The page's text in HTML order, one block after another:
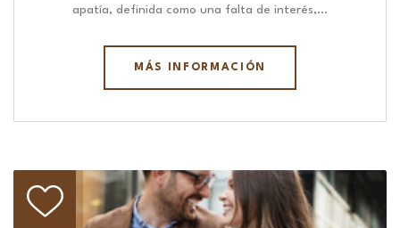
apatía, definida como una falta de interés,…
MÁS INFORMACIÓN